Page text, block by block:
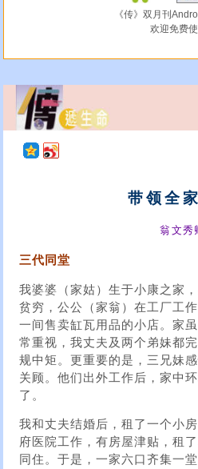
《传》双月刊
欢迎免费
带领全
翁文秀
三代同堂
我婆婆（家姑）生于小康之家
贫穷，公公（家翁）在工厂工
一间售卖缸瓦用品的小店。家
常重视，我丈夫及两个弟妹都
规中矩。更重要的是，三兄妹
关顾。他们出外工作后，家中
了。
我和丈夫结婚后，租了一个小
府医院工作，有房屋津贴，租
同住。于是，一家六口齐集一